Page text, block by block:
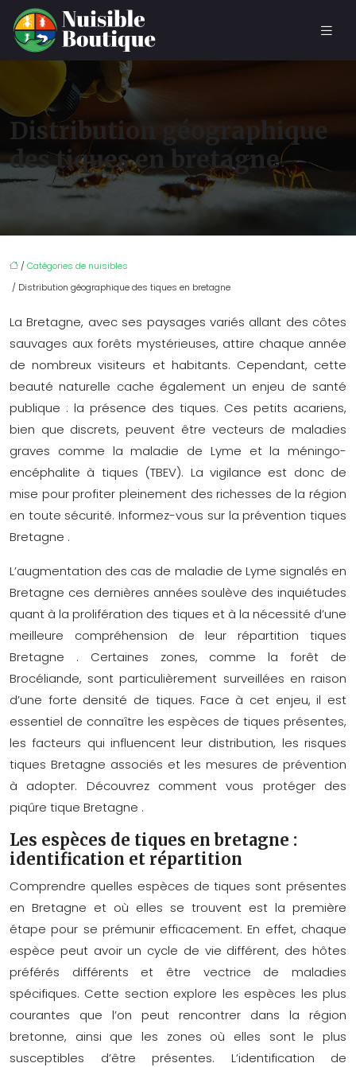
Distribution géographique
des tiques en bretagne
/Catégories de nuisibles
/ Distribution géographique des tiques en bretagne
La Bretagne, avec ses paysages variés allant des côtes
sauvages aux forêts mystérieuses, attire chaque année
de nombreux visiteurs et habitants. Cependant, cette
beauté naturelle cache également un enjeu de santé
publique : la présence des tiques. Ces petits acariens,
bien que discrets, peuvent être vecteurs de maladies
graves comme la maladie de Lyme et la méningo-
encéphalite à tiques (TBEV). La vigilance est donc de
mise pour profiter pleinement des richesses de la région
en toute sécurité. Informez-vous sur laprévention tiques
Bretagne .
L’augmentation des cas de maladie de Lyme signalés en
Bretagne ces dernières années soulève des inquiétudes
quant à la prolifération des tiques et à la nécessité d’une
meilleure compréhension de leurrépartition tiques
Bretagne . Certaines zones, comme la forêt de
Brocéliande, sont particulièrement surveillées en raison
d’une forte densité de tiques. Face à cet enjeu, il est
essentiel de connaître les espèces de tiques présentes,
les facteurs qui influencent leur distribution, les risques
tiques Bretagne associés et les mesures de prévention
à adopter. Découvrez comment vous protéger des
piqûre tique Bretagne .
Les espèces de tiques en bretagne :
identification et répartition
Comprendre quelles espèces de tiques sont présentes
en Bretagne et où elles se trouvent est la première
étape pour se prémunir efficacement. En effet, chaque
espèce peut avoir un cycle de vie différent, des hôtes
préférés différents et être vectrice de maladies
spécifiques. Cette section explore les espèces les plus
courantes que l’on peut rencontrer dans la région
bretonne, ainsi que les zones où elles sont le plus
susceptibles d’être présentes. L’identification de